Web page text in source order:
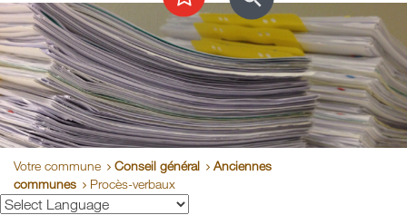
Votre commune Conseil général
Anciennes
communes
Procès-verbaux